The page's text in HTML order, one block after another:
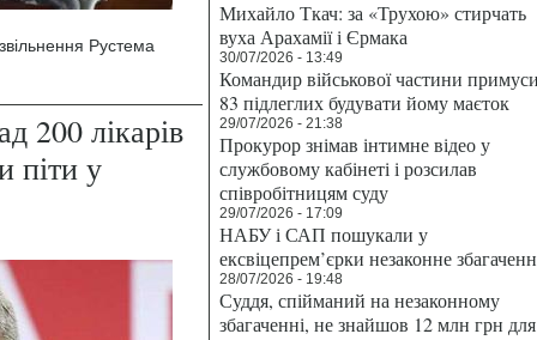
Рустема
200 лікарів
піти у
Михайло Ткач: за «Трухою» стирчать
вуха Арахамії і Єрмака
30/07/2026 - 13:49
Командир військової частини
83 підлеглих будувати йому маєток
29/07/2026 - 21:38
Прокурор знімав інтимне відео у
службовому кабінеті і розсилав
співробітницям суду
29/07/2026 - 17:09
НАБУ і САП пошукали у
ексвіцепрем’єрки незаконне
28/07/2026 - 19:48
Суддя, спійманий на незаконному
збагаченні, не знайшов 12 млн грн для